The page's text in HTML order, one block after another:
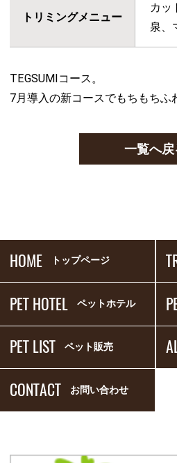
トリミングメニュー
カッ
泉、
TEGSUMIコース。
7月導入の新コースでもちもちふ
一覧へ戻
HOME トップページ
PET HOTEL ペットホテル
PET LIST ペット販売
CONTACT お問い合わせ